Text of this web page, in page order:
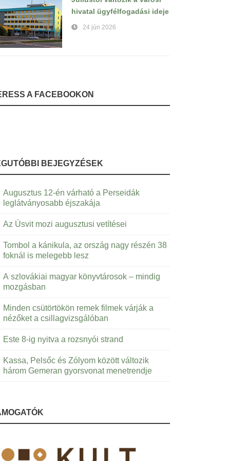
hivatal ügyfélfogadási ideje
24 jún 2026
A FACEBOOKON
BEJEGYZÉSEK
Augusztus 12-én várható a Perseidák
leglátványosabb éjszakája
Az Úsvit mozi augusztusi vetítései
Tombol a kánikula, az ország nagy részén 38
foknál is melegebb lesz
A szlovákiai magyar könyvtárosok – mindig
mozgásban
Minden csütörtökön remek filmek várják a
nézőket a csillagvizsgálóban
Este 8-ig nyitva a rozsnyói strand
Kassa, Pelsőc és Zólyom között változik
három Gemeran gyorsvonat menetrendje